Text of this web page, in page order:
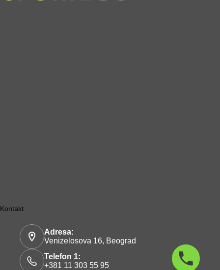
Kontakt
Adresa:
Venizelosova 16, Beograd
Telefon 1:
+381 11 303 55 95